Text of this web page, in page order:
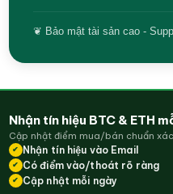
❦ Bảo mật tài sản cao -
Nhận tín hiệu BTC & ETH
Cập nhật điểm mua/bán chuẩn
✔ Nhận tín hiệu vào Email
✔ Có điểm vào/thoát rõ ràng
✔ Cập nhật mỗi ngày